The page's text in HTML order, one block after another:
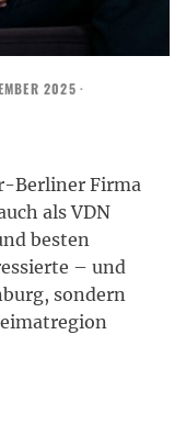
2025 ·
Berliner Firma
als VDN
besten
– und
sondern